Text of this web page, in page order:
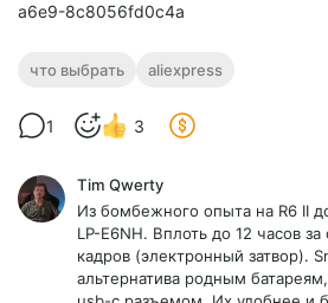
a6e9-8c8056fd0c4a
что выбрать aliexpress
1 3
Tim Qwerty
Из бомбежного опыта на R6 II
LP-E6NH. Вплоть до 12 часов
кадров (электронный затвор).
альтернатива родным